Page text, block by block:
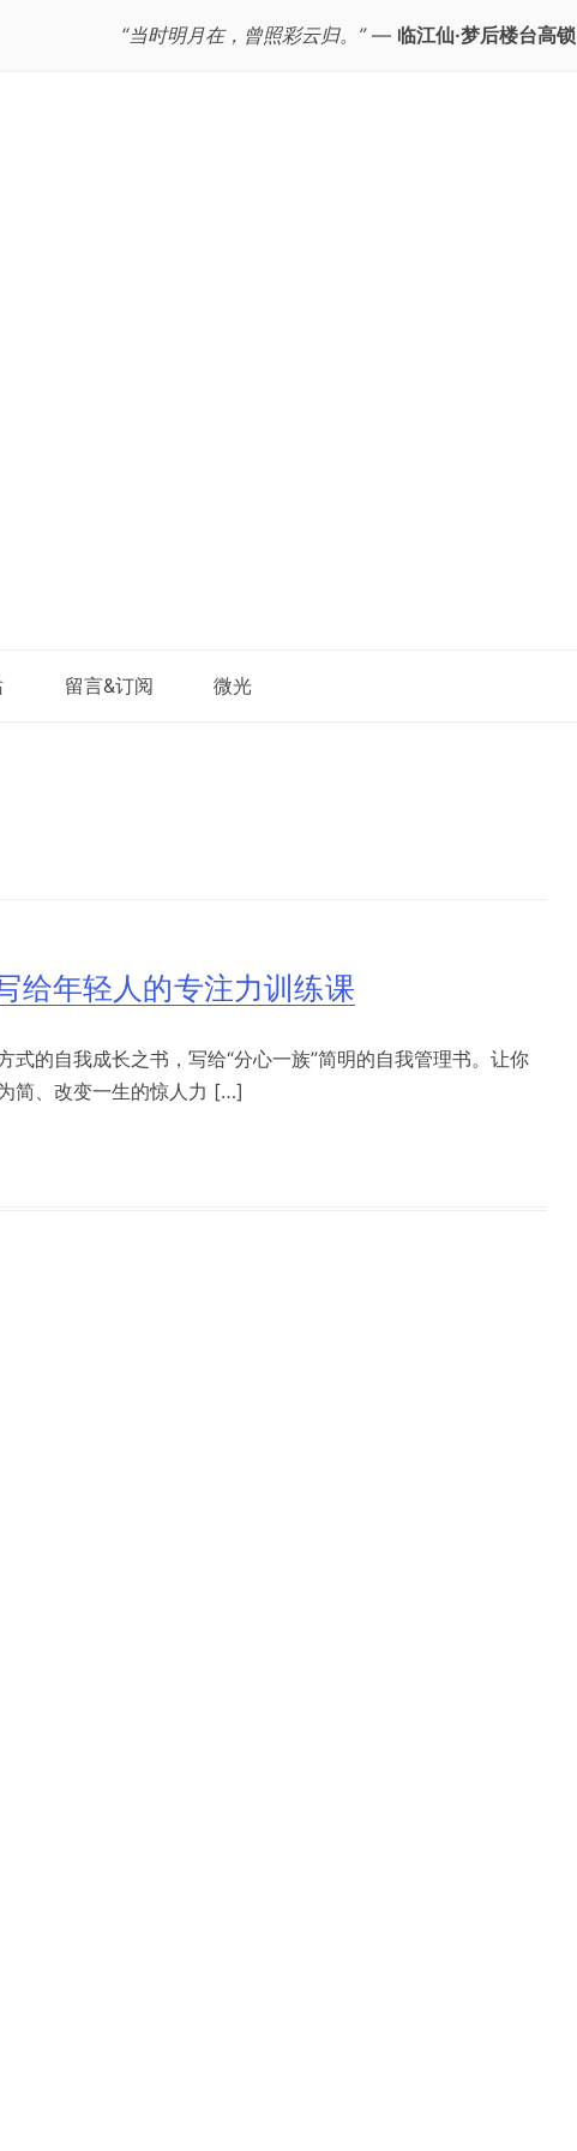
“当时明月在，曾照彩云归。”— 临江仙·梦后楼台高锁
留言&订阅 微光
给年轻人的专注力训练课
式的自我成长之书，写给“分心一族”简明的自我管理书。让你
简、改变一生的惊人力 […]